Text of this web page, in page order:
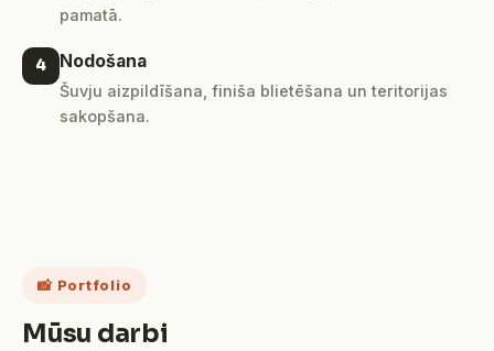
pamatā.
4 Nodošana
Šuvju aizpildīšana, finiša blietēšana un teritorijas
sakopšana.
📸 Portfolio
Mūsu darbi